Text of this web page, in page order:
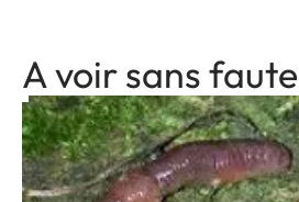
A voir sans faute